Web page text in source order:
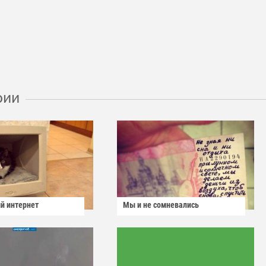
интернет Мы и не сомневались